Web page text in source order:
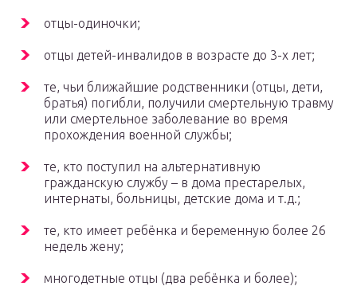
отцы-одиночки;
отцы детей-инвалидов в возрасте до 3-х лет;
те, чьи ближайшие родственники (отцы, дети,
братья) погибли, получили смертельную травму
или смертельное заболевание во время
прохождения военной службы;
те, кто поступил на альтернативную
гражданскую службу – в дома престарелых,
интернаты, больницы, детские дома и т.д.;
те, кто имеет ребёнка и беременную более 26
недель жену;
многодетные отцы (два ребёнка и более);